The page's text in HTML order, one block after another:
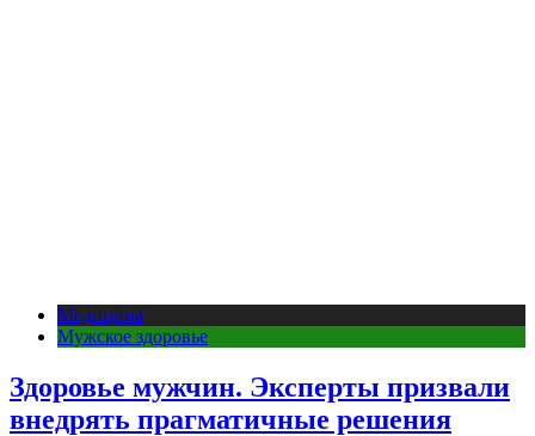
Медицина
Мужское здоровье
Здоровье мужчин. Эксперты призвали
внедрять прагматичные решения